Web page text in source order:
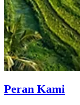
Peran Kami